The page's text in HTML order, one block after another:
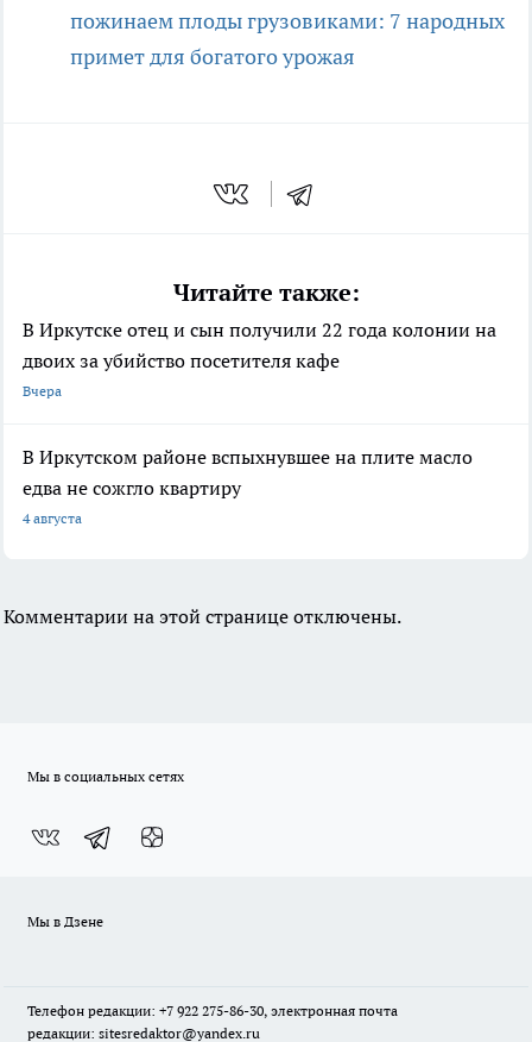
пожинаем плоды грузовиками: 7 народных
примет для богатого урожая
Читайте также:
В Иркутске отец и сын получили 22 года колонии на
двоих за убийство посетителя кафе
Вчера
В Иркутском районе вспыхнувшее на плите масло
едва не сожгло квартиру
4 августа
Комментарии на этой странице отключены.
Мы в социальных сетях
Мы в Дзене
Телефон редакции: +7 922 275-86-30, электронная почта
редакции: sitesredaktor@yandex.ru